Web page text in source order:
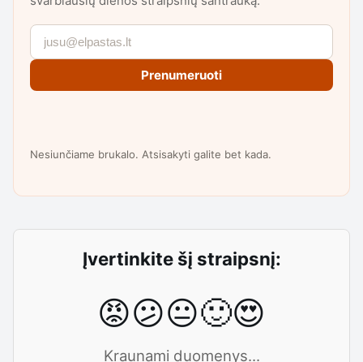
Prenumeruoti
Nesiunčiame brukalo. Atsisakyti galite bet kada.
Įvertinkite šį straipsnį:
😡😕😐🙂😍
Kraunami duomenys...